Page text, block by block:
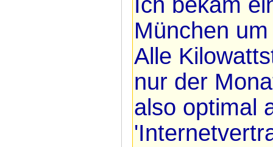
München
Alle
nur der
also optimal